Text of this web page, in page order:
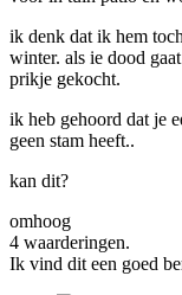
ik denk dat ik hem
winter. als ie dood
prikje gekocht.
ik heb gehoord dat je
geen stam heeft..
kan dit?
omhoog
4 waarderingen.
Ik vind dit een goed